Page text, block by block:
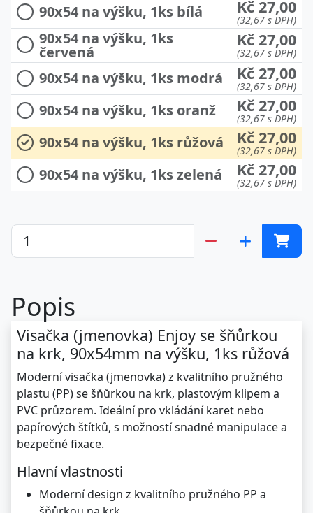
90x54 na výšku, 1ks bílá Kč 27,00
(32,67 s DPH)
90x54 na výšku, 1ks
červená
Kč 27,00
(32,67 s DPH)
90x54 na výšku, 1ks modrá Kč 27,00
(32,67 s DPH)
90x54 na výšku, 1ks oranž Kč 27,00
(32,67 s DPH)
90x54 na výšku, 1ks růžová Kč 27,00
(32,67 s DPH)
90x54 na výšku, 1ks zelená Kč 27,00
(32,67 s DPH)
Popis
Visačka (jmenovka) Enjoy se šňůrkou
na krk, 90x54mm na výšku, 1ks růžová
Moderní visačka (jmenovka) z kvalitního pružného
plastu (PP) se šňůrkou na krk, plastovým klipem a
PVC průzorem. Ideální pro vkládání karet nebo
papírových štítků, s možností snadné manipulace a
bezpečné fixace.
Hlavní vlastnosti
Moderní design z kvalitního pružného PP a